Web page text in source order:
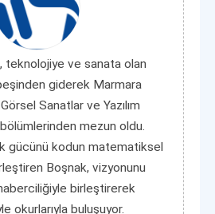
teknolojiye ve sanata olan
giderek Marmara
Sanatlar ve Yazılım
mezun oldu.
gücünü kodun matematiksel
Boşnak, vizyonunu
birleştirerek
okurlarıyla buluşuyor.